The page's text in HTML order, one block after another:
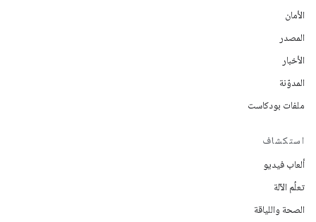
الأمان
المصدر
الأخبار
المدوّنة
ملفات بودكاست
استكشاف
ألعاب فيديو
تعلُم الآلة
الصحة واللياقة